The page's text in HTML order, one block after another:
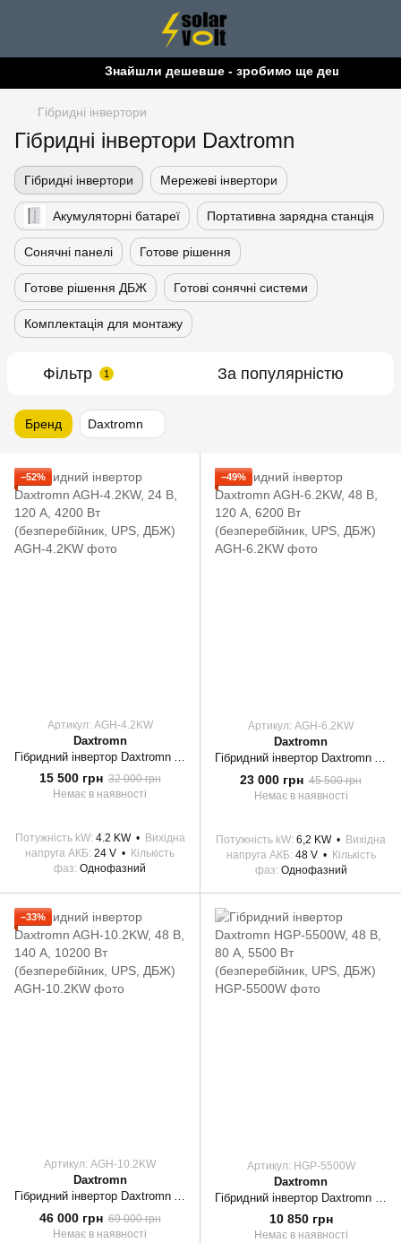
Знайшли дешевше - зробимо ще дешевше!
Гібридні інвертори
Гібридні інвертори Daxtromn
Гібридні інвертори Мережеві інвертори
Акумуляторні батареї Портативна зарядна станція
Сонячні панелі Готове рішення
Готове рішення ДБЖ Готові сонячні системи
Комплектація для монтажу
Фільтр 1 За популярністю
Бренд Daxtromn
−52%
Артикул: AGH-4.2KW
Daxtromn
15 500 грн 32 000 грн
Немає в наявності
Потужність kW 4.2 KW
Вихідна
напруга АКБ 24 V
Кількість
фаз Однофазний
−49%
Артикул: AGH-6.2KW
Daxtromn
Гібридний інвертор Daxtromn AGH-6.2KW, 48 В, 120 А, 6200 Вт (безперебійник, UPS, ДБЖ)
23 000 грн 45 500 грн
Немає в наявності
Потужність kW 6,2 KW
Вихідна
напруга АКБ 48 V
Кількість
фаз Однофазний
−33%
Артикул: AGH-10.2KW
Daxtromn
Гібридний інвертор Daxtromn AGH-10.2KW, 48 В, 140 А, 10200 Вт (безперебійник, UPS, ДБЖ)
46 000 грн 69 000 грн
Немає в наявності
Артикул: HGP-5500W
Daxtromn
10 850 грн
Немає в наявності